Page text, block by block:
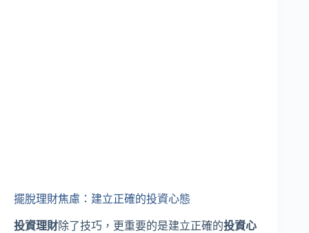
擺脫理財焦慮：建立正確的投資心態
投資理財除了技巧，更重要的是建立正確的投資心